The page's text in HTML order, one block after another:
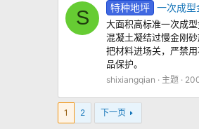
S 特种地坪 一次成型
大面积高标准一次成
混凝土凝结过慢金刚
把材料进场关，严禁
品保护。
shixiangqian 主题
1 2 下一页